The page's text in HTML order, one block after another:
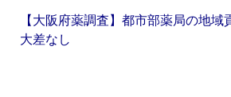
【大阪府薬調査】都市部薬局の地域
大差なし